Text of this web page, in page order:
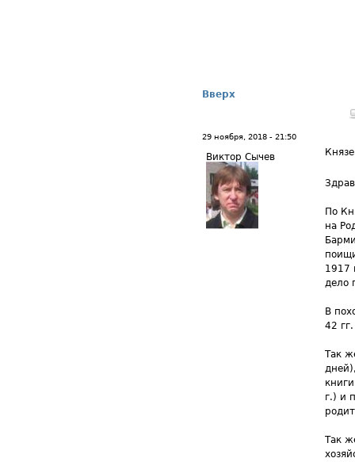
Вверх
29 ноября, 2018 - 21:50
Виктор Сычев
По
на
1917
дело
В
42
Так
г.) и
Так